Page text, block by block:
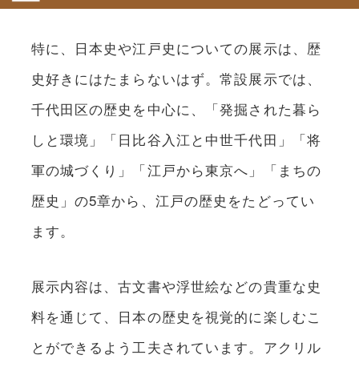
特に、日本史や江戸史についての展示は、歴
史好きにはたまらないはず。常設展示では、
千代田区の歴史を中心に、「発掘された暮ら
しと環境」「日比谷入江と中世千代田」「将
軍の城づくり」「江戸から東京へ」「まちの
歴史」の5章から、江戸の歴史をたどってい
ます。
展示内容は、古文書や浮世絵などの貴重な史
料を通じて、日本の歴史を視覚的に楽しむこ
とができるよう工夫されています。アクリル